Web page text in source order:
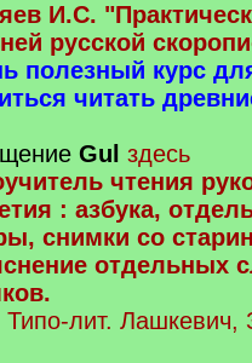
И.С.
русской
полезный курс
читать
Gul здесь
чтения
: азбука,
снимки со
отдельных
лит. Лашкевич,